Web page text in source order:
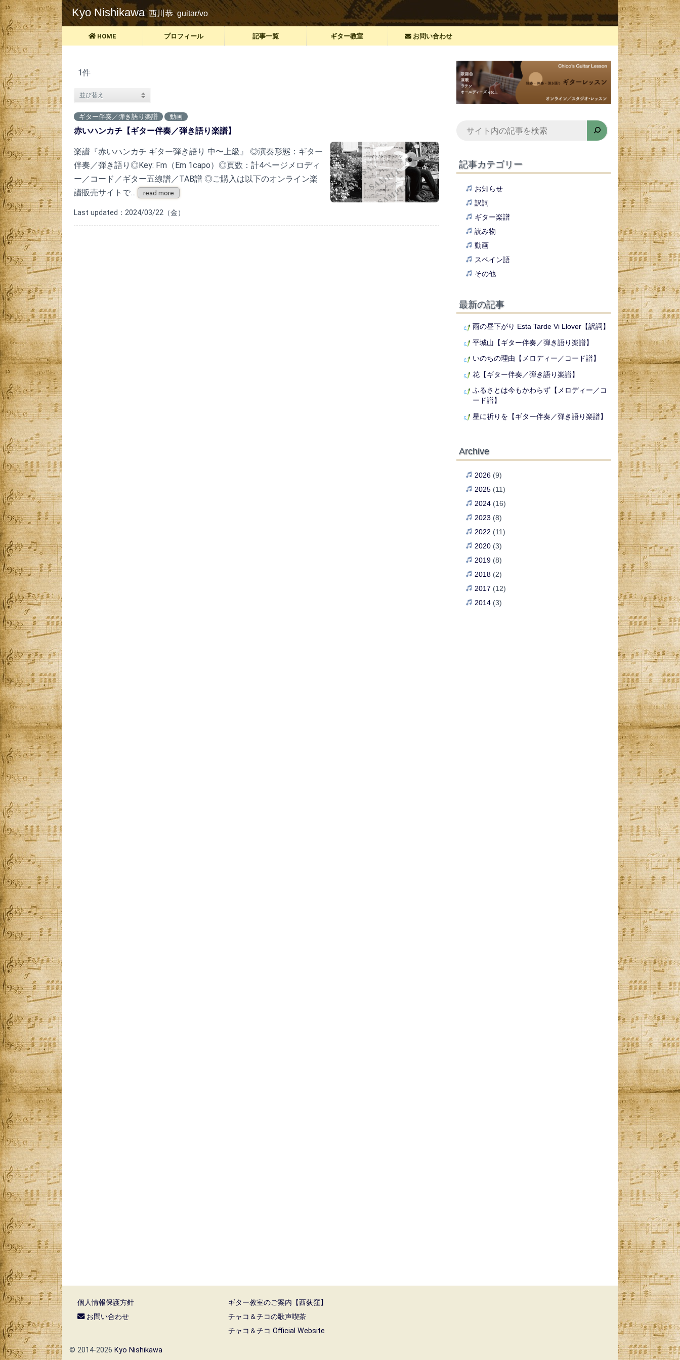
Kyo Nishikawa西川恭 guitar/vo
HOME プロフィール 記事一覧 ギター教室 お問い合わせ
1件
ギター伴奏／弾き語り楽譜 動画
赤いハンカチ【ギター伴奏／弾き語り楽譜】
楽譜『赤いハンカチ ギター弾き語り 中〜上級』 ◎演奏形態：ギター
伴奏／弾き語り◎Key: Fm（Em 1capo）◎頁数：計4ページメロディ
ー／コード／ギター五線譜／TAB譜 ◎ご購入は以下のオンライン楽
譜販売サイトで…
read more
Last updated：2024/03/22（金）
記事カテゴリー
お知らせ
訳詞
ギター楽譜
読み物
動画
スペイン語
その他
最新の記事
雨の昼下がり Esta Tarde Vi Llover【訳詞】
平城山【ギター伴奏／弾き語り楽譜】
いのちの理由【メロディー／コード譜】
花【ギター伴奏／弾き語り楽譜】
ふるさとは今もかわらず【メロディー／コ
ード譜】
星に祈りを【ギター伴奏／弾き語り楽譜】
Archive
2026 (9)
2025 (11)
2024 (16)
2023 (8)
2022 (11)
2020 (3)
2019 (8)
2018 (2)
2017 (12)
2014 (3)
個人情報保護方針
お問い合わせ
ギター教室のご案内【西荻窪】
チャコ＆チコの歌声喫茶
チャコ＆チコ Official Website
© 2014-2026 Kyo Nishikawa